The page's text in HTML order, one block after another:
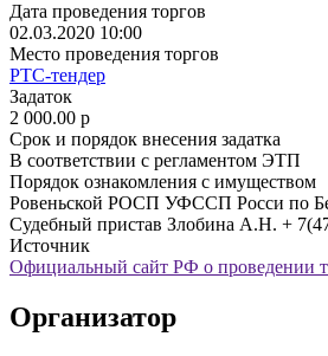
Дата проведения торгов
02.03.2020 10:00
Место проведения торгов
РТС-тендер
Задаток
2 000.00 p
Срок и порядок внесения задатка
В соответствии с регламентом ЭТП
Порядок ознакомления с имуществом
Ровеньской РОСП УФССП Росси по
Судебный пристав Злобина А.Н. +
Источник
Официальный сайт РФ о проведении
Организатор